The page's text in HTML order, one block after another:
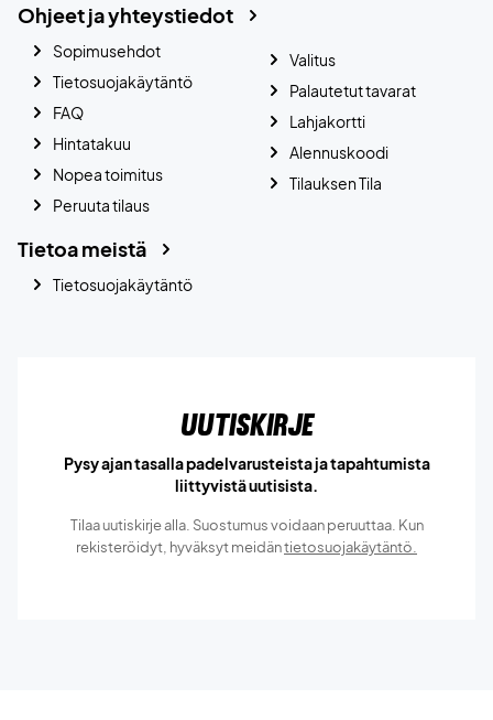
Ohjeet ja yhteystiedot
Sopimusehdot
Tietosuojakäytäntö
FAQ
Hintatakuu
Nopea toimitus
Peruuta tilaus
Valitus
Palautetut tavarat
Lahjakortti
Alennuskoodi
Tilauksen Tila
Tietoa meistä
Tietosuojakäytäntö
Uutiskirje
Pysy ajan tasalla padelvarusteista ja tapahtumista
liittyvistä uutisista.
Tilaa uutiskirje alla. Suostumus voidaan peruuttaa. Kun
rekisteröidyt, hyväksyt meidäntietosuojakäytäntö.